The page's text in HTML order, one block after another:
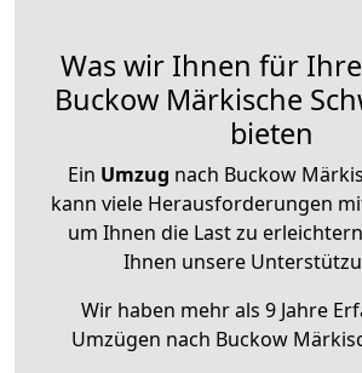
Was wir Ihnen für
Buckow Märkische
bieten
Ein Umzug nach Buckow
kann viele Herausforderungen
um Ihnen die Last zu
Ihnen unsere
Wir haben mehr als 9 Jahre
Umzügen nach Buckow